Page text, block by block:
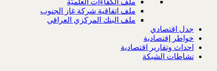
ملف الكفاءات العلميّة
ملف اتفاقية شركة غاز الجنوب
ملف البنك المركزي العراقي
جدل اقتصادي
خواطر إقتصادية
احداث وتقارير اقتصادية
نشاطات الشبكة